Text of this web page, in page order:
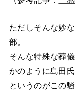
ただしそんな妙
部。
そんな特殊な葬
かのように島田
というのがこの